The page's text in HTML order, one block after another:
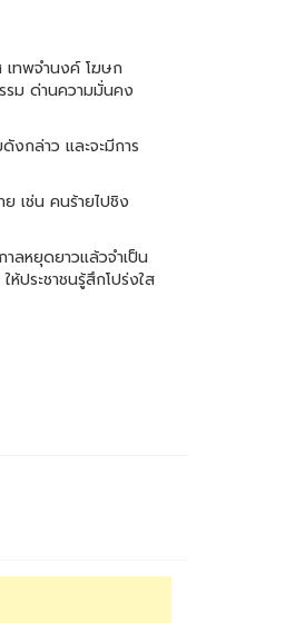
ทพจำนงค์ โฆษก
รม ด่านความมั่นคง
กล่าว และจะมีการ
เช่น คนร้ายไปชิง
ลหยุดยาวแล้วจำเป็น
ประชาชนรู้สึกโปร่งใส